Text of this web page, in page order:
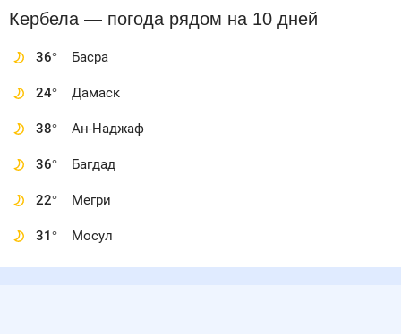
Кербела — погода рядом на 10 дней
36° Басра
24° Дамаск
38° Ан-Наджаф
36° Багдад
22° Мегри
31° Мосул